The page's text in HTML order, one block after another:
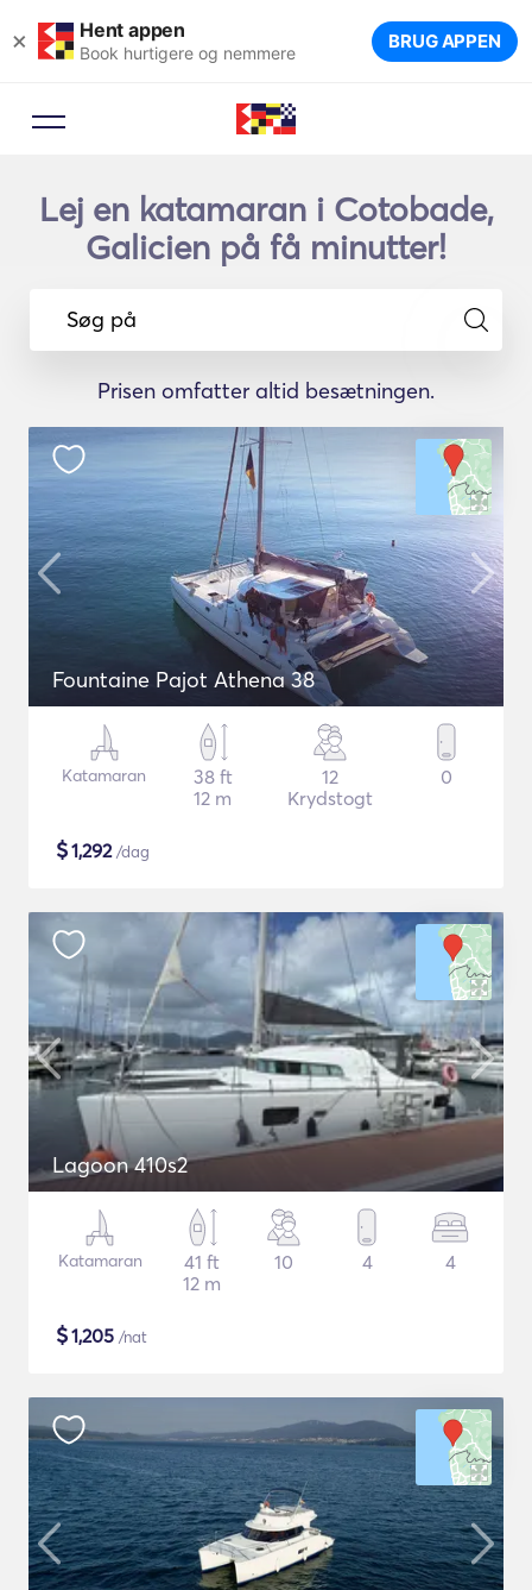
× Hent appen
Book hurtigere og nemmere BRUG APPEN
Lej en katamaran i Cotobade,
Galicien på få minutter!
Søg på
Prisen omfatter altid besætningen.
Fountaine Pajot Athena 38
Katamaran
38 ft
12 m
12
Krydstogt
0
$1,292/dag
Lagoon 410s2
Katamaran
41 ft
12 m
10 4 4
$1,205 /nat